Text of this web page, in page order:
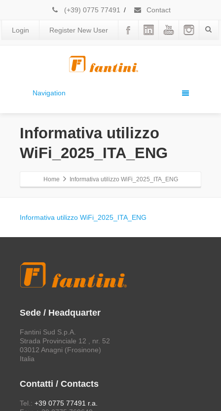
(+39) 0775 77491 / Contact
Login Register New User
Navigation
Informativa utilizzo
WiFi_2025_ITA_ENG
Home Informativa utilizzo WiFi_2025_ITA_ENG
Informativa utilizzo WiFi_2025_ITA_ENG
Sede / Headquarter
Fantini Sud S.p.A.
Strada Provinciale 12 , nr. 52
03012 Anagni (Frosinone)
Italia
Contatti / Contacts
Tel.: +39 0775 77491 r.a.